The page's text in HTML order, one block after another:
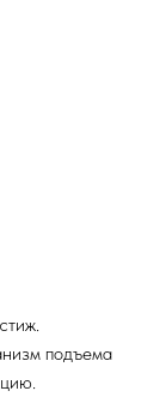
подъема